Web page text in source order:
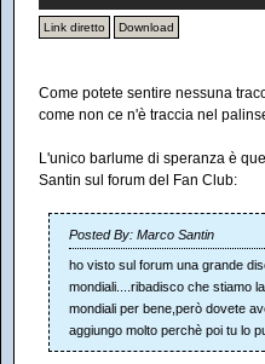
Link diretto Download
Come potete sentire nessuna
come non ce n'è traccia nel
L'unico barlume di speranza è
Santin sul forum del Fan Club:
Posted By: Marco Santin
ho visto sul forum una grande
mondiali....ribadisco che stiamo
mondiali per bene,però dovete
aggiungo molto perchè poi tu lo